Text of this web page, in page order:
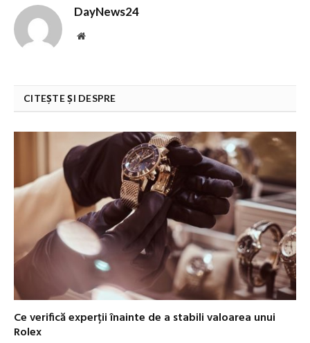
DayNews24
Website
CITEȘTE ȘI DESPRE
Ce verifică experții înainte de a stabili valoarea unui
Rolex